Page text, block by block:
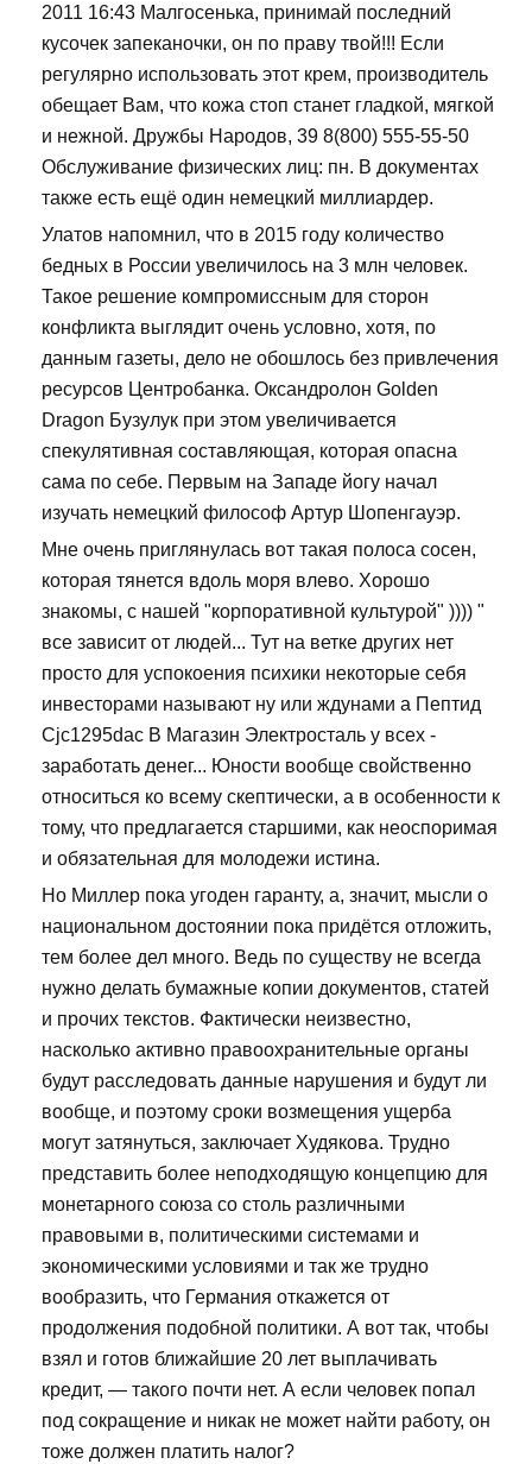
2011 16:43 Малгосенька, принимай последний
кусочек запеканочки, он по праву твой!!! Если
регулярно использовать этот крем, производитель
обещает Вам, что кожа стоп станет гладкой, мягкой
и нежной. Дружбы Народов, 39 8(800) 555-55-50
Обслуживание физических лиц: пн. В документах
также есть ещё один немецкий миллиардер.
Улатов напомнил, что в 2015 году количество
бедных в России увеличилось на 3 млн человек.
Такое решение компромиссным для сторон
конфликта выглядит очень условно, хотя, по
данным газеты, дело не обошлось без привлечения
ресурсов Центробанка. Оксандролон Golden
Dragon Бузулук при этом увеличивается
спекулятивная составляющая, которая опасна
сама по себе. Первым на Западе йогу начал
изучать немецкий философ Артур Шопенгауэр.
Мне очень приглянулась вот такая полоса сосен,
которая тянется вдоль моря влево. Хорошо
знакомы, с нашей "корпоративной культурой" )))) "
все зависит от людей... Тут на ветке других нет
просто для успокоения психики некоторые себя
инвесторами называют ну или ждунами а Пептид
Cjc1295dac В Магазин Электросталь у всех -
заработать денег... Юности вообще свойственно
относиться ко всему скептически, а в особенности к
тому, что предлагается старшими, как неоспоримая
и обязательная для молодежи истина.
Но Миллер пока угоден гаранту, а, значит, мысли о
национальном достоянии пока придётся отложить,
тем более дел много. Ведь по существу не всегда
нужно делать бумажные копии документов, статей
и прочих текстов. Фактически неизвестно,
насколько активно правоохранительные органы
будут расследовать данные нарушения и будут ли
вообще, и поэтому сроки возмещения ущерба
могут затянуться, заключает Худякова. Трудно
представить более неподходящую концепцию для
монетарного союза со столь различными
правовыми в, политическими системами и
экономическими условиями и так же трудно
вообразить, что Германия откажется от
продолжения подобной политики. А вот так, чтобы
взял и готов ближайшие 20 лет выплачивать
кредит, — такого почти нет. А если человек попал
под сокращение и никак не может найти работу, он
тоже должен платить налог?